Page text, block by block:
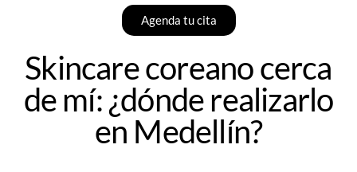
Agenda tu cita
Skincare coreano cerca
de mí: ¿dónde realizarlo
en Medellín?